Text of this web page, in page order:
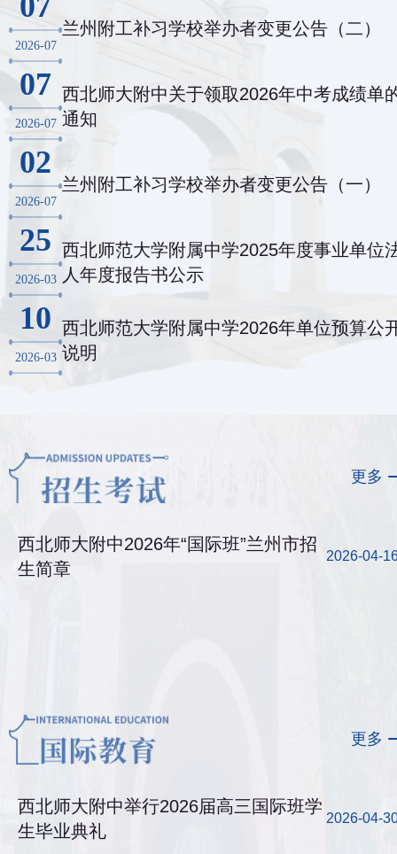
2026-07
兰州附工补习学校举办者变更公告（二）
07
2026-07
西北师大附中关于领取2026年中考成绩单
通知
02
2026-07
兰州附工补习学校举办者变更公告（一）
25
2026-03
西北师范大学附属中学2025年度事业单位
人年度报告书公示
10
2026-03
西北师范大学附属中学2026年单位预算公
说明
更多
西北师大附中2026年“国际班”兰州市招
生简章
2026-04-
更多
西北师大附中举行2026届高三国际班学
生毕业典礼
2026-04-